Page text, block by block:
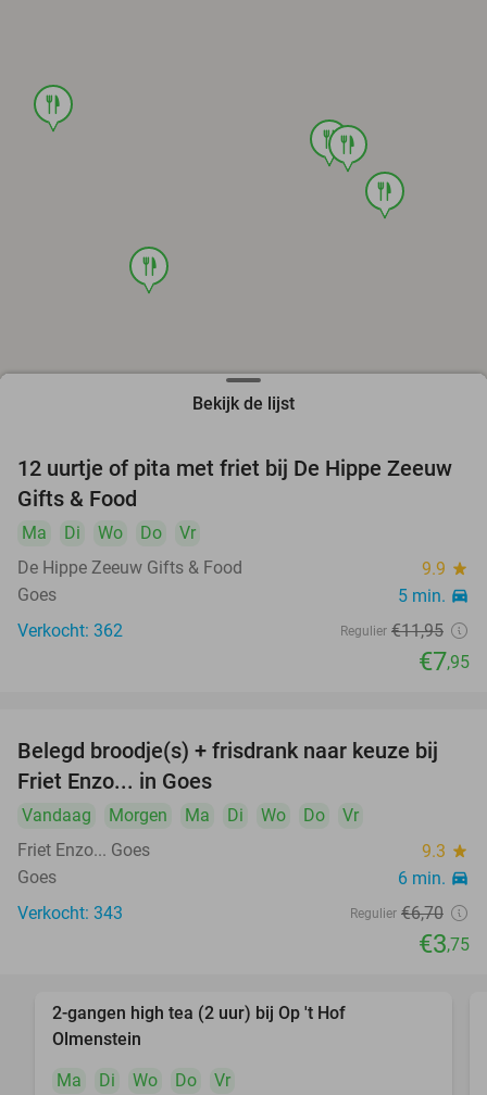
foodfood
food
food
food
Bekijk de lijst
33%
12 uurtje of pita met friet bij De Hippe Zeeuw
Gifts & Food
Ma Di Wo Do
Vr
De Hippe Zeeuw Gifts & Food
9.9 star
Goes 5 min. directions_car
Verkocht: 362 Regulier €11,95
€7,95
44%
Belegd broodje(s) + frisdrank naar keuze bij
Friet Enzo... in Goes
Vandaag Morgen Ma Di Wo Do
Vr
Friet Enzo... Goes
9.3 star
Goes 6 min. directions_car
Verkocht: 343 Regulier €6,70
€3,75
2-gangen high tea (2 uur) bij Op 't Hof
Olmenstein
Ma
Di Wo Do
Vr